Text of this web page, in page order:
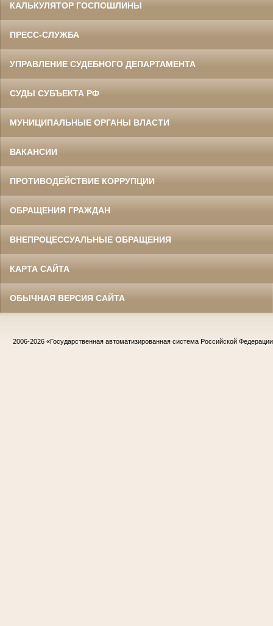
КАЛЬКУЛЯТОР ГОСПОШЛИНЫ
ПРЕСС-СЛУЖБА
УПРАВЛЕНИЕ СУДЕБНОГО ДЕПАРТАМЕНТА
СУДЫ СУБЪЕКТА РФ
МУНИЦИПАЛЬНЫЕ ОРГАНЫ ВЛАСТИ
ВАКАНСИИ
ПРОТИВОДЕЙСТВИЕ КОРРУПЦИИ
ОБРАЩЕНИЯ ГРАЖДАН
ВНЕПРОЦЕССУАЛЬНЫЕ ОБРАЩЕНИЯ
КАРТА САЙТА
ОБЫЧНАЯ ВЕРСИЯ САЙТА
2006-2026 «Государственная автоматизированная система Российской